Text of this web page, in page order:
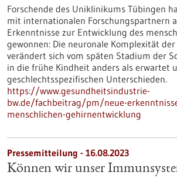
Forschende des Uniklinikums Tübingen
mit internationalen Forschungspartnern
Erkenntnisse zur Entwicklung des
gewonnen: Die neuronale Komplexität
verändert sich vom späten Stadium der
in die frühe Kindheit anders als erwartet
geschlechtsspezifischen Unterschieden.
https://www.gesundheitsindustrie-
bw.de/fachbeitrag/pm/neue-
menschlichen-gehirnentwicklung
Pressemitteilung - 16.08.2023
Können wir unser